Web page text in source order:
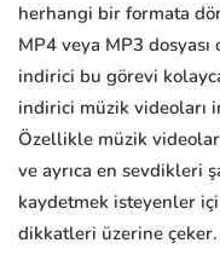
herhangi bir formata
MP4 veya MP3
indirici bu görevi
indirici müzik videoları
Özellikle müzik
ve ayrıca en sevdikleri
kaydetmek isteyenler
dikkatleri üzerine çeker.